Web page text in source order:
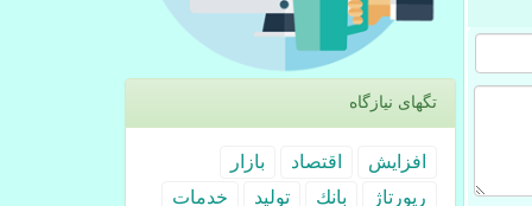
تگهای نیازگاه
افزایش اقتصاد
بازار
رپورتاژ
بانك تولید خدمات